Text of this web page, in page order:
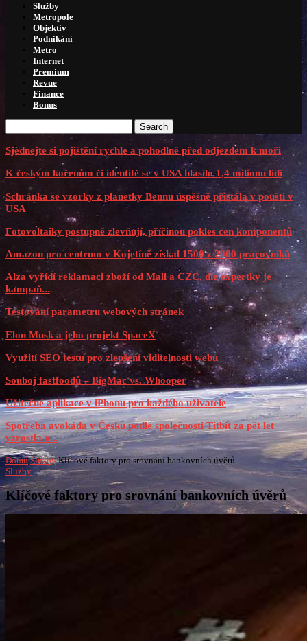
Služby
Metropole
Objektiv
Podnikání
Metro
Internet
Premium
Revue
Finance
Bonus
Search
Sjednejte si pojištění rychle a pohodlně před odjezdem k moři
K českým kořenům či identitě se v USA hlásilo 1,4 milionu lidí
Schránka se vzorky z planetky Bennu úspěšně přistála v poušti v
USA
Fotovoltaiky postupně zlevňují, příčinou pokles cen komponentů
Amazon pro centrum v Kojetíně získal 1500 z 2000 pracovníků
Alza vyřídí reklamaci zboží od Mall a CZC, dle expertky je
kampaň...
Testování parametru webových stránek
Elon Musk a jeho projekt SpaceX
Využití SEO testu pro zlepšení viditelnosti webu
Souboj fastfoodů – BigMac vs. Whooper
Užitečné aplikace v iPhonu pro každého uživatele
Spotřeba avokáda v Česku podle společnosti Titbit za pět let
vzrostla o...
Domů Služby Klíčové faktory pro srovnání bankovních úvěrů
Služby
Klíčové faktory pro srovnání bankovních úvěrů